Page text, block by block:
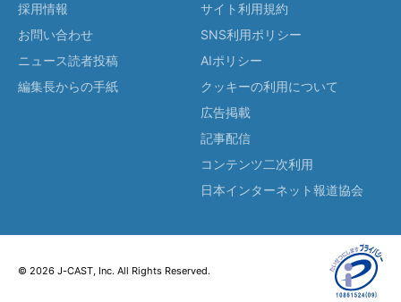
採用情報
お問い合わせ
ニュース読者投稿
編集長からの手紙
サイト利用規約
SNS利用ポリシー
AIポリシー
クッキーの利用について
広告掲載
記事配信
コンテンツ二次利用
日本インターネット報道協会
© 2026 J-CAST, Inc. All Rights Reserved.